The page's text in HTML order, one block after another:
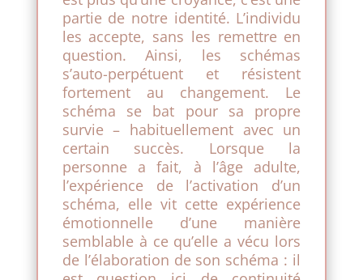
partie de notre identité. L’individu
les accepte, sans les remettre en
question. Ainsi, les schémas
s’auto-perpétuent et résistent
fortement au changement. Le
schéma se bat pour sa propre
survie – habituellement avec un
certain succès. Lorsque la
personne a fait, à l’âge adulte,
l’expérience de l’activation d’un
schéma, elle vit cette expérience
émotionnelle d’une manière
semblable à ce qu’elle a vécu lors
de l’élaboration de son schéma : il